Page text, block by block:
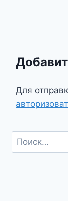
Для
Найти: